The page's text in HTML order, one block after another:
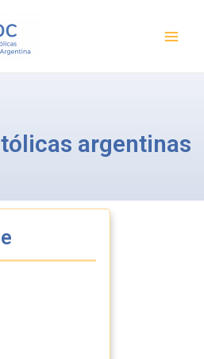
argentinas